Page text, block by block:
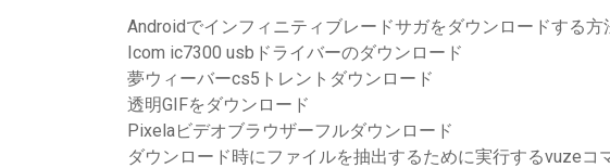
Androidでインフィニティブレードサガをダウンロードする方
Icom ic7300 usbドライバーのダウンロード
夢ウィーバーcs5トレントダウンロード
透明GIFをダウンロード
Pixelaビデオブラウザーフルダウンロード
ダウンロード時にファイルを抽出するために実行するvuzeコ